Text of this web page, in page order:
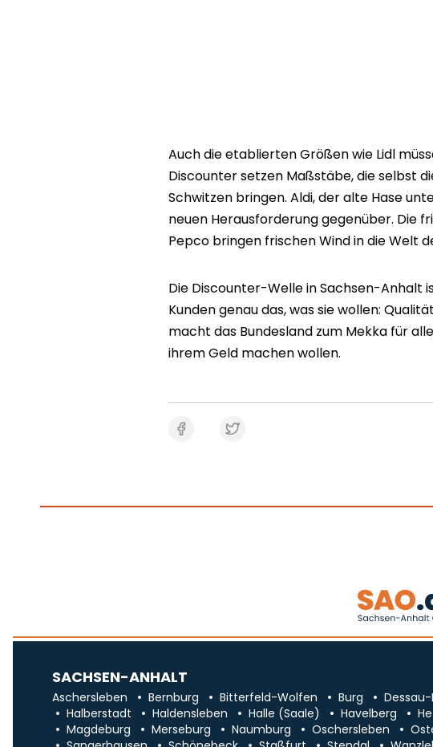
Auch die etablierten Größen wie Lidl
Discounter setzen Maßstäbe, die selbst
Schwitzen bringen. Aldi, der alte Hase
neuen Herausforderung gegenüber. Die
Pepco bringen frischen Wind in die Welt
Die Discounter-Welle in Sachsen-Anhalt
Kunden genau das, was sie wollen:
macht das Bundesland zum Mekka für
ihrem Geld machen wollen.
SACHSEN-ANHALT
Aschersleben Bernburg Bitterfeld-Wolfen Burg
Halberstadt
Haldensleben Halle (Saale) Havelberg
Magdeburg
Merseburg Naumburg Oschersleben